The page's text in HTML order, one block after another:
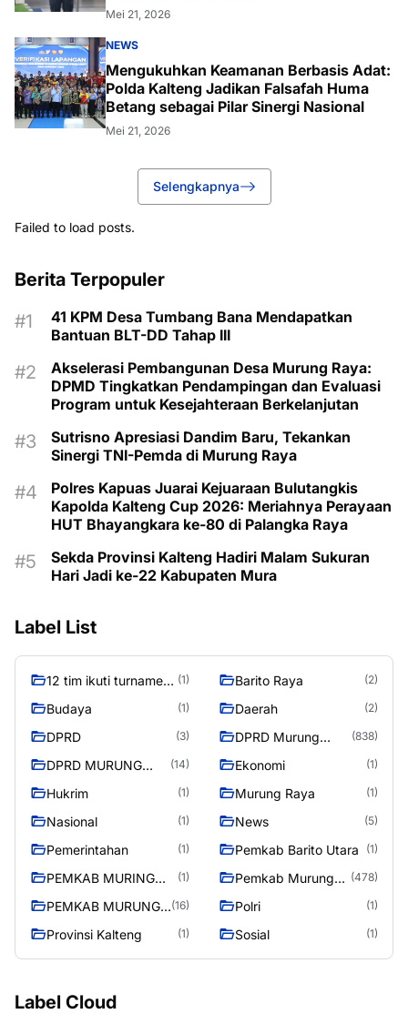
Mei 21, 2026
NEWS
Mengukuhkan Keamanan Berbasis Adat:
Polda Kalteng Jadikan Falsafah Huma
Betang sebagai Pilar Sinergi Nasional
Mei 21, 2026
Selengkapnya
Failed to load posts.
Berita Terpopuler
41 KPM Desa Tumbang Bana Mendapatkan
Bantuan BLT-DD Tahap III
Akselerasi Pembangunan Desa Murung Raya:
DPMD Tingkatkan Pendampingan dan Evaluasi
Program untuk Kesejahteraan Berkelanjutan
Sutrisno Apresiasi Dandim Baru, Tekankan
Sinergi TNI-Pemda di Murung Raya
Polres Kapuas Juarai Kejuaraan Bulutangkis
Kapolda Kalteng Cup 2026: Meriahnya Perayaan
HUT Bhayangkara ke-80 di Palangka Raya
Sekda Provinsi Kalteng Hadiri Malam Sukuran
Hari Jadi ke-22 Kabupaten Mura
Label List
12 tim ikuti turnamen
Raya
(1) Barito Raya (2)
Budaya (1) Daerah (2)
DPRD (3)
DPRD Murung
(838)
DPRD MURUNG
(14) Ekonomi (1)
Hukrim (1) Murung Raya (1)
Nasional (1) News (5)
Pemerintahan (1) Pemkab Barito Utara (1)
PEMKAB MURING
(1)
Pemkab Murung
(478)
PEMKAB MURUNG
(16) Polri (1)
Provinsi Kalteng (1) Sosial (1)
Label Cloud